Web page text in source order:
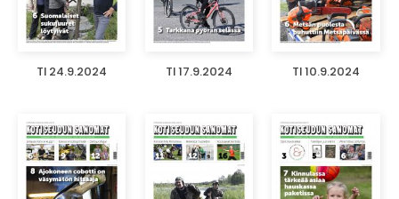
TI 24.9.2024 TI 17.9.2024 TI 10.9.2024